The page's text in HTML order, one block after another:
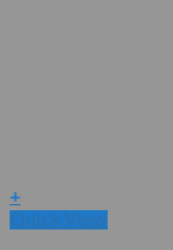
+
Quick View